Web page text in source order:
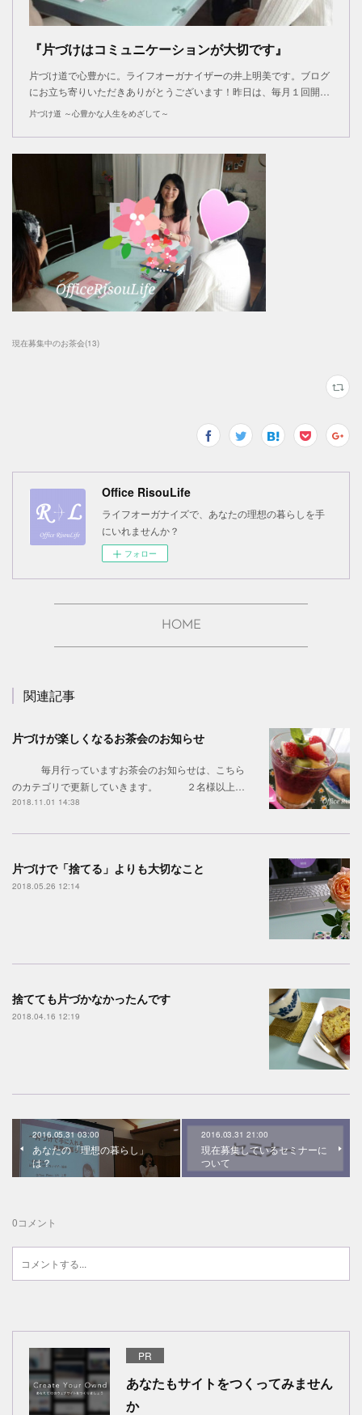
『片づけはコミュニケーションが大切です』
片づけ道で心豊かに。ライフオーガナイザーの井上明美です。ブログ
にお立ち寄りいただきありがとうございます！昨日は、毎月１回開…
片づけ道 ～心豊かな人生をめざして～
現在募集中のお茶会(13)
Office RisouLife
ライフオーガナイズで、あなたの理想の暮らしを手
にいれませんか？
フォロー
HOME
関連記事
片づけが楽しくなるお茶会のお知らせ
毎月行っていますお茶会のお知らせは、こちら
のカテゴリで更新していきます。 ２名様以上…
2018.11.01 14:38
片づけで「捨てる」よりも大切なこと
2018.05.26 12:14
捨てても片づかなかったんです
2018.04.16 12:19
2016.05.31 03:00
あなたの「理想の暮らし」
は？
2016.03.31 21:00
現在募集しているセミナーに
ついて
0コメント
PR
あなたもサイトをつくってみません
か